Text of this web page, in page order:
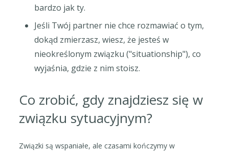
bardzo jak ty.
Jeśli Twój partner nie chce rozmawiać o tym,
dokąd zmierzasz, wiesz, że jesteś w
nieokreślonym związku ("situationship"), co
wyjaśnia, gdzie z nim stoisz.
Co zrobić, gdy znajdziesz się w
związku sytuacyjnym?
Związki są wspaniałe, ale czasami kończymy w